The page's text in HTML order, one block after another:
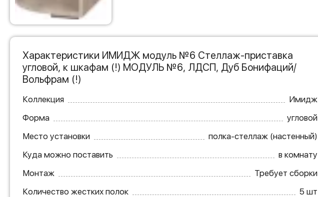
Характеристики ИМИДЖ модуль №6 Стеллаж-приставка
угловой, к шкафам (!) МОДУЛЬ №6, ЛДСП, Дуб Бонифаций/
Вольфрам (!)
Коллекция
Имидж
Форма
угловой
Место установки
полка-стеллаж (настенный)
Куда можно поставить
в комнату
Монтаж
Требует сборки
Количество жестких полок
5 шт